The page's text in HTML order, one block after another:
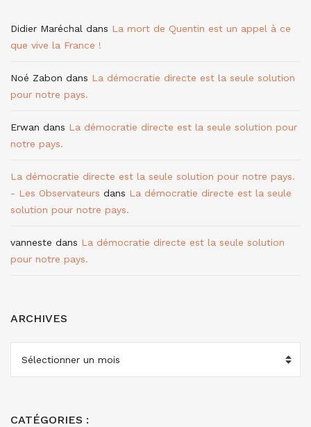
Didier Maréchal dans La mort de Quentin est un appel à ce
que vive la France !
Noé Zabon dans La démocratie directe est la seule solution
pour notre pays.
Erwan dans La démocratie directe est la seule solution pour
notre pays.
La démocratie directe est la seule solution pour notre pays.
- Les Observateurs dans La démocratie directe est la seule
solution pour notre pays.
vanneste dans La démocratie directe est la seule solution
pour notre pays.
ARCHIVES
ARCHIVES
CATÉGORIES :